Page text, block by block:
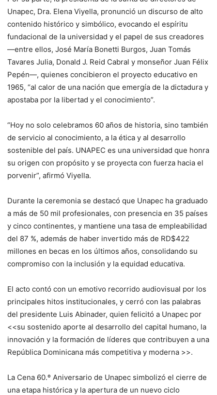
Unapec, Dra. Elena Viyella, pronunció un discurso de alto
contenido histórico y simbólico, evocando el espíritu
fundacional de la universidad y el papel de sus creadores
—entre ellos, José María Bonetti Burgos, Juan Tomás
Tavares Julia, Donald J. Reid Cabral y monseñor Juan Félix
Pepén—, quienes concibieron el proyecto educativo en
1965, “al calor de una nación que emergía de la dictadura y
apostaba por la libertad y el conocimiento”.
“Hoy no solo celebramos 60 años de historia, sino también
de servicio al conocimiento, a la ética y al desarrollo
sostenible del país. UNAPEC es una universidad que honra
su origen con propósito y se proyecta con fuerza hacia el
porvenir”, afirmó Viyella.
Durante la ceremonia se destacó que Unapec ha graduado
a más de 50 mil profesionales, con presencia en 35 países
y cinco continentes, y mantiene una tasa de empleabilidad
del 87 %, además de haber invertido más de RD$422
millones en becas en los últimos años, consolidando su
compromiso con la inclusión y la equidad educativa.
El acto contó con un emotivo recorrido audiovisual por los
principales hitos institucionales, y cerró con las palabras
del presidente Luis Abinader, quien felicitó a Unapec por
<<su sostenido aporte al desarrollo del capital humano, la
innovación y la formación de líderes que contribuyen a una
República Dominicana más competitiva y moderna >>.
La Cena 60.º Aniversario de Unapec simbolizó el cierre de
una etapa histórica y la apertura de un nuevo ciclo